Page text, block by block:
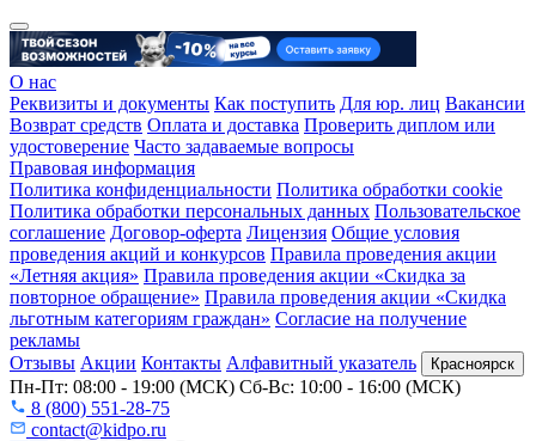
О нас
Реквизиты и документы Как поступить Для юр. лиц Вакансии
Возврат средств Оплата и доставка Проверить диплом или
удостоверение Часто задаваемые вопросы
Правовая информация
Политика конфиденциальности Политика обработки cookie
Политика обработки персональных данных Пользовательское
соглашение Договор-оферта Лицензия Общие условия
проведения акций и конкурсов Правила проведения акции
«Летняя акция» Правила проведения акции «Скидка за
повторное обращение» Правила проведения акции «Скидка
льготным категориям граждан» Согласие на получение
рекламы
Отзывы Акции Контакты Алфавитный указатель Красноярск
Пн-Пт: 08:00 - 19:00 (МСК) Сб-Вс: 10:00 - 16:00 (МСК)
8 (800) 551-28-75
contact@kidpo.ru